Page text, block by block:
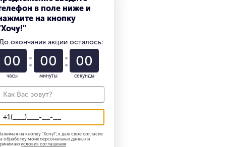
2/2
(с грузом/без груза): 34 км/ч
без груза): 230 мм/с
масса: 30760 кг
мин
в поле ниже и
на кнопку
окончания акции осталось:
00
часы
00
минуты
00
секунды
на кнопку "Хочу!", я даю свое согласие
обработку моих персональных данных и
условия соглашения